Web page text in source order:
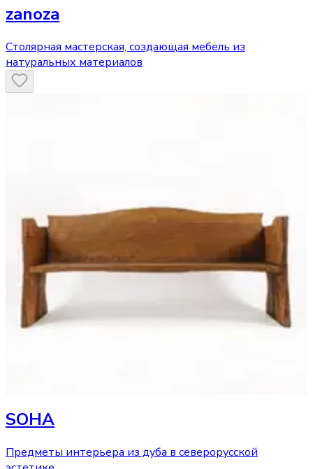
zanoza
Столярная мастерская, создающая мебель из
натуральных материалов
SOHA
Предметы интерьера из дуба в северорусской